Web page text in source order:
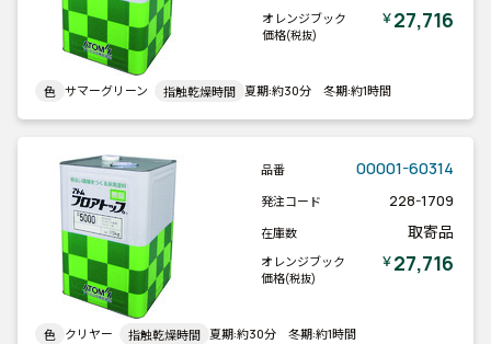
オレンジブック
価格(税抜)
￥27,716
色 サマーグリーン 指触乾燥時間 夏期:約30分 冬期:約1時間
品番 00001-60314
発注コード 228-1709
在庫数 取寄品
オレンジブック
価格(税抜)
￥27,716
色 クリヤー 指触乾燥時間 夏期:約30分 冬期:約1時間